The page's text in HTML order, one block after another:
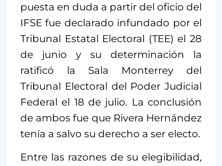
puesta en duda a partir del oficio del
IFSE fue declarado infundado por el
Tribunal Estatal Electoral (TEE) el 28
de junio y su determinación la
ratificó la Sala Monterrey del
Tribunal Electoral del Poder Judicial
Federal el 18 de julio. La conclusión
de ambos fue que Rivera Hernández
tenía a salvo su derecho a ser electo.
Entre las razones de su elegibilidad,